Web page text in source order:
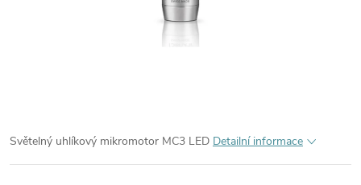
Světelný uhlíkový mikromotor MC3 LED Detailní informace